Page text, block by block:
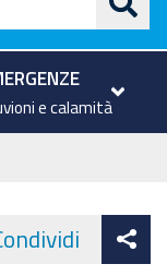
nel
sito
e calamità